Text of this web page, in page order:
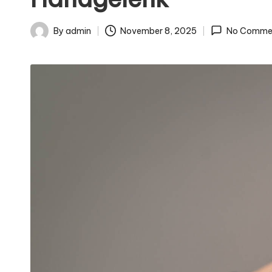
Posted
By admin November 8, 2025 No